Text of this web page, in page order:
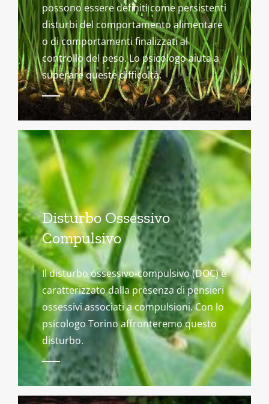
possono essere definiti come persistenti
disturbi del comportamento alimentare
o di comportamenti finalizzati al
controllo del peso. Lo psicologo aiuta a
superare queste difficoltà.
Disturbo Ossessivo
Compulsivo
Il disturbo ossessivo-compulsivo (DOC) è
caratterizzato dalla presenza di pensieri
ossessivi associati a compulsioni. Con lo
psicologo Torino affronteremo questo
disturbo.